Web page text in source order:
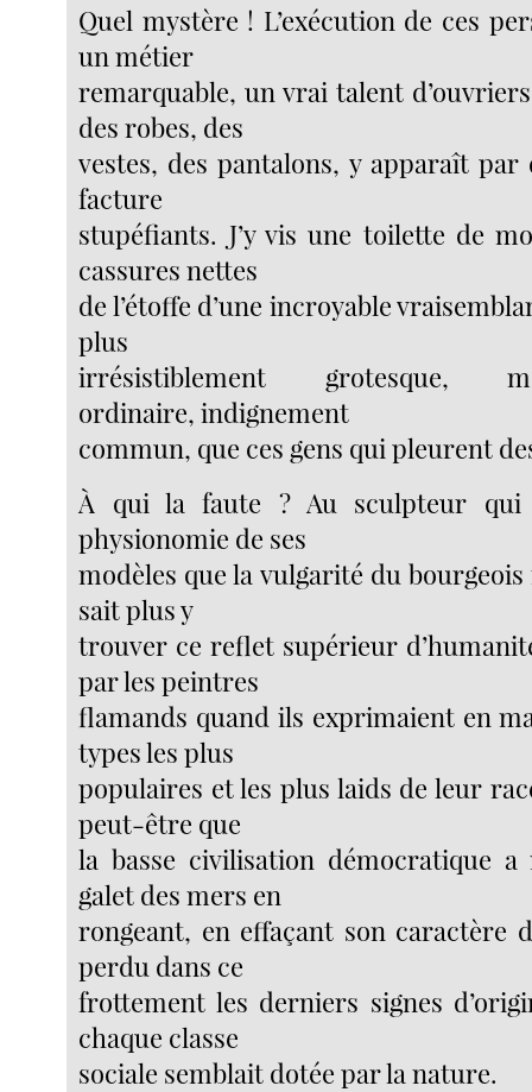
Quel mystère ! L’exécution de ces
un métier
remarquable, un vrai talent
des robes, des
vestes, des pantalons, y apparaît par
facture
stupéfiants. J’y vis une toilette de
cassures nettes
de l’étoffe d’une incroyable
plus
irrésistiblement grotesque,
ordinaire, indignement
commun, que ces gens qui pleurent
À qui la faute ? Au sculpteur qui
physionomie de ses
modèles que la vulgarité du
sait plus y
trouver ce reflet supérieur
par les peintres
flamands quand ils exprimaient en
types les plus
populaires et les plus laids de leur
peut-être que
la basse civilisation démocratique
galet des mers en
rongeant, en effaçant son caractère
perdu dans ce
frottement les derniers signes
chaque classe
sociale semblait dotée par la nature.